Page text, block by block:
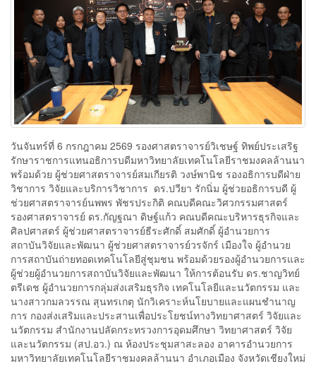
วันจันทร์ที่ 6 กรกฎาคม 2569 รองศาสตราจารย์วิเชษฐ์ ทิพย์ประเสริฐ
รักษาราชการแทนอธิการบดีมหาวิทยาลัยเทคโนโลยีราชมงคลล้านนา
พร้อมด้วย ผู้ช่วยศาสตราจารย์สมเกียรติ วงษ์พานิช รองอธิการบดีฝ่าย
วิชาการ วิจัยและบริการวิชาการ ดร.ปวียา รักนิ่ม ผู้ช่วยอธิการบดี ผู้
ช่วยศาสตราจารย์นพพร พัชรประกิติ คณบดีคณะวิศวกรรมศาสตร์
รองศาสตราจารย์ ดร.กัญฐณา ดิษฐ์แก้ว คณบดีคณะบริหารธุรกิจและ
ศิลปศาสตร์ ผู้ช่วยศาสตราจารย์ธีระศักดิ์ สมศักดิ์ ผู้อำนวยการ
สถาบันวิจัยและพัฒนา ผู้ช่วยศาสตราจารย์วรจักร์ เมืองใจ ผู้อำนวย
การสถาบันถ่ายทอดเทคโนโลยีสู่ชุมชน พร้อมด้วยรองผู้อำนวยการและ
ผู้ช่วยผู้อำนวยการสถาบันวิจัยและพัฒนา ให้การต้อนรับ ดร.ชาญวิทย์
ตรีเดช ผู้อำนวยการกลุ่มส่งเสริมธุรกิจ เทคโนโลยีและนวัตกรรม และ
นางสาวกมลวรรณ สุนทรเกตุ นักวิเคราะห์นโยบายและแผนชำนาญ
การ กองส่งเสริมและประสานเพื่อประโยชน์ทางวิทยาศาสตร์ วิจัยและ
นวัตกรรม สำนักงานปลัดกระทรวงการอุดมศึกษา วิทยาศาสตร์ วิจัย
และนวัตกรรม (สป.อว.) ณ ห้องประชุมสาสะลอง อาคารอำนวยการ
มหาวิทยาลัยเทคโนโลยีราชมงคลล้านนา อำเภอเมือง จังหวัดเชียงใหม่